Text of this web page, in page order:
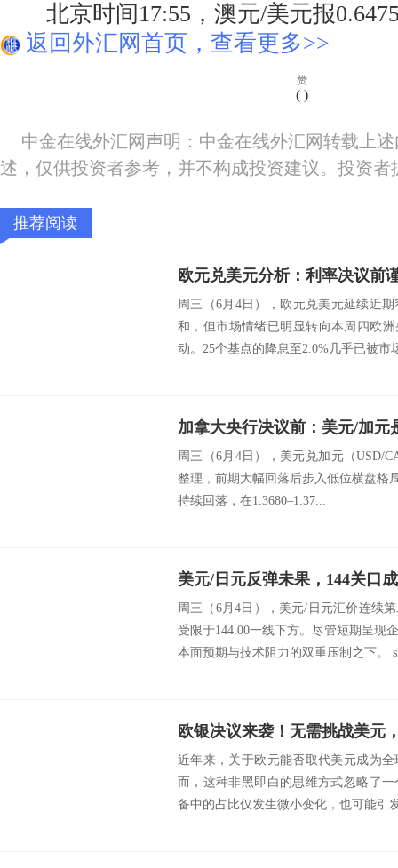
北京时间17:55，澳元/美元报
返回外汇网首页，查看更多>>
赞
( )
中金在线外汇网声明：中金在线外汇网转载上
述，仅供投资者参考，并不构成投资建议。投资
推荐阅读
周三（6月4日），欧元兑美元延续近
和，但市场情绪已明显转向本周四欧
动。25个基点的降息至2.0%几乎已被市
周三（6月4日），美元兑加元（USD/
整理，前期大幅回落后步入低位横盘格
持续回落，在1.3680–1.37...
美元/日元反弹未果，144关口
周三（6月4日），美元/日元汇价连续
受限于144.00一线下方。尽管短期呈现
本面预期与技术阻力的双重压制之下。
近年来，关于欧元能否取代美元成为
而，这种非黑即白的思维方式忽略了
备中的占比仅发生微小变化，也可能引